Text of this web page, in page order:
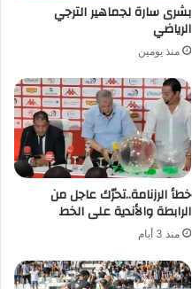
بشرى سارة لجماهير الترجي
الرياضي
منذ يومين
خطأ الرزنامة..تحرّك عاجل من
الرابطة والأندية على الخط
منذ 3 أيام